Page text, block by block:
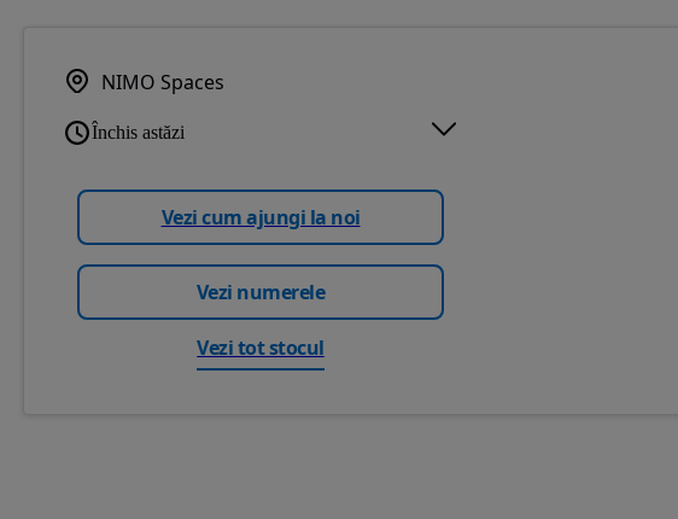
NIMO Spaces
Închis astăzi
Vezi cum ajungi la noi
Vezi numerele
Vezi tot stocul